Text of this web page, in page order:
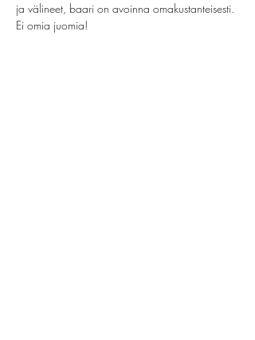
ja välineet, baari on avoinna omakustanteisesti.
Ei omia juomia!